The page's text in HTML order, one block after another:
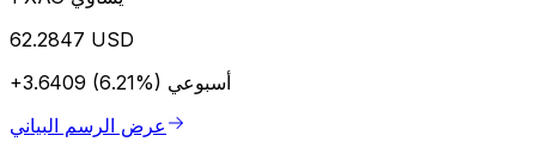
62.2847 USD
+3.6409 (6.21%) أسبوعي
عرض الرسم البياني